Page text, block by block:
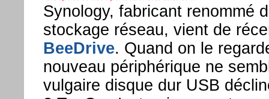
Synology, fabricant renommé
stockage réseau, vient de
BeeDrive. Quand on le
nouveau périphérique ne
vulgaire disque dur USB